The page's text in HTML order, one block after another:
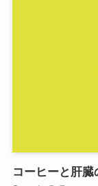
コーヒーと肝